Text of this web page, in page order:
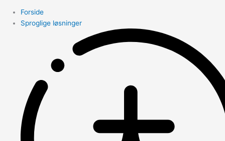
Forside
Sproglige løsninger